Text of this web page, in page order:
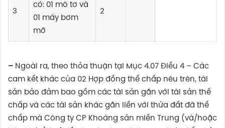
3
có: 01 mô tơ và
01 máy bơm
mỡ
2
– Ngoài ra, theo thỏa thuận tại Mục 4.07 Điều 4 – Các
cam kết khác của 02 Hợp đồng thế chấp nêu trên, tài
sản bảo đảm bao gồm các tài sản gắn với tài sản thế
chấp và các tài sản khác gắn liền với thửa đất đã thế
chấp mà Công ty CP Khoáng sản miền Trung (và/hoặc